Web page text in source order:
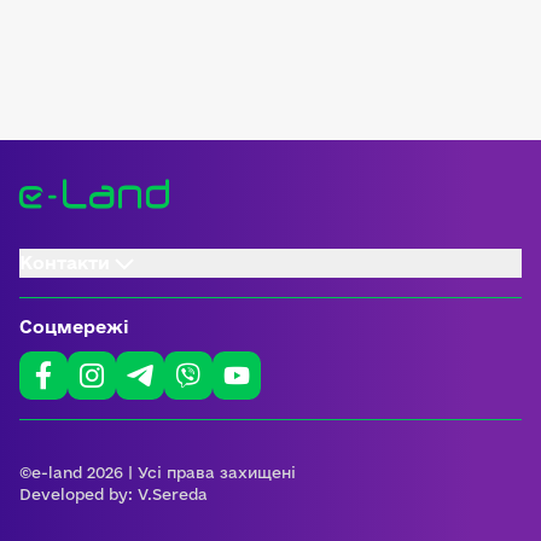
Соцмережі
©e-land 2026 | Усі права захищені
Developed by: V.Sereda